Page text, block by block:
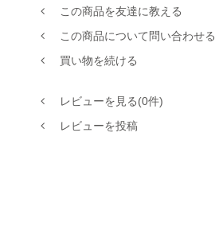
この商品を友達に教える
この商品について問い合わせる
買い物を続ける
レビューを見る(0件)
レビューを投稿